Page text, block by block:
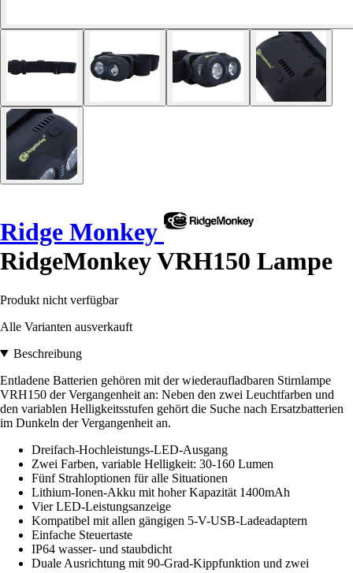
Ridge Monkey
RidgeMonkey VRH150 Lampe
Produkt nicht verfügbar
Alle Varianten ausverkauft
Beschreibung
Entladene Batterien gehören mit der wiederaufladbaren Stirnlampe
VRH150 der Vergangenheit an: Neben den zwei Leuchtfarben und
den variablen Helligkeitsstufen gehört die Suche nach Ersatzbatterien
im Dunkeln der Vergangenheit an.
Dreifach-Hochleistungs-LED-Ausgang
Zwei Farben, variable Helligkeit: 30-160 Lumen
Fünf Strahloptionen für alle Situationen
Lithium-Ionen-Akku mit hoher Kapazität 1400mAh
Vier LED-Leistungsanzeige
Kompatibel mit allen gängigen 5-V-USB-Ladeadaptern
Einfache Steuertaste
IP64 wasser- und staubdicht
Duale Ausrichtung mit 90-Grad-Kippfunktion und zwei